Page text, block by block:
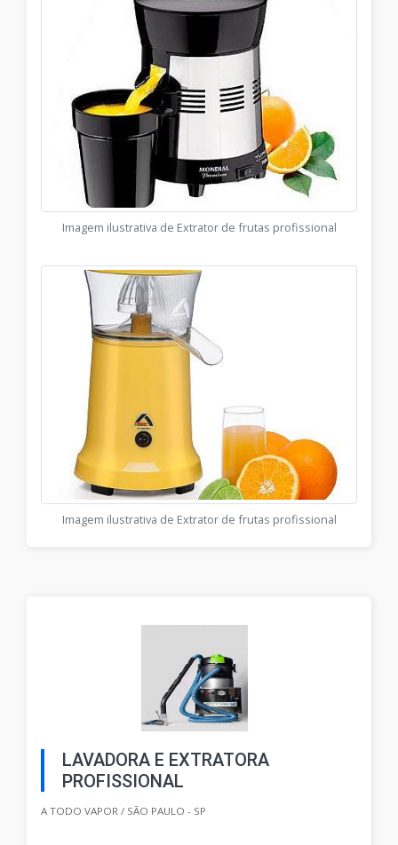
Imagem ilustrativa de Extrator de frutas profissional
Imagem ilustrativa de Extrator de frutas profissional
LAVADORA E EXTRATORA
PROFISSIONAL
A TODO VAPOR / SÃO PAULO - SP